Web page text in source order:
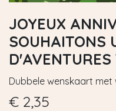
JOYEUX
SOUHAITONS
Dubbele wenskaart met
€ 2,35